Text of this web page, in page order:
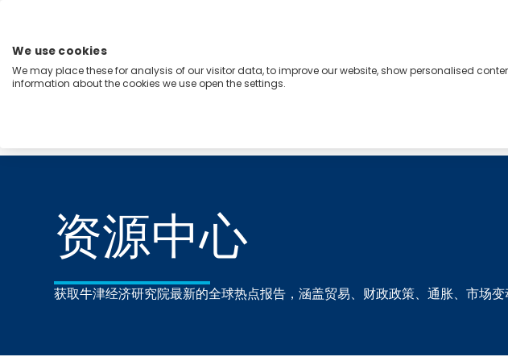
Menu
资源中心
获取牛津经济研究院最新的全球热点报告，涵盖贸易、财政政策、通胀、市场变
We use cookies
We may place these for analysis of our visitor data, to improve our website, show personalised
information about the cookies we use open the settings.